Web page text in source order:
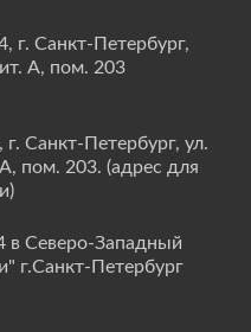
г. Санкт-Петербург,
А, пом. 203
Санкт-Петербург, ул.
пом. 203. (адрес для
в Северо-Западный
г.Санкт-Петербург